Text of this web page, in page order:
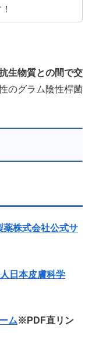
生物質との間で交
のグラム陰性桿菌
薬株式会社公式サ
日本皮膚科学
ム※PDF直リン